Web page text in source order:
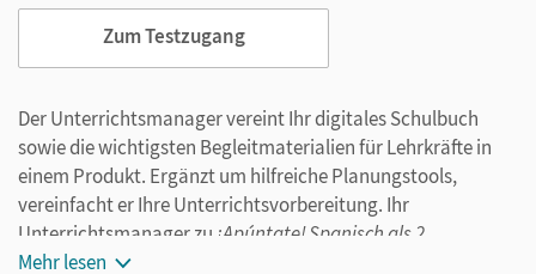
Zum Testzugang
Der Unterrichtsmanager vereint Ihr digitales Schulbuch
sowie die wichtigsten Begleitmaterialien für Lehrkräfte in
einem Produkt. Ergänzt um hilfreiche Planungstools,
vereinfacht er Ihre Unterrichtsvorbereitung. Ihr
Unterrichtsmanager zu ¡Apúntate! Spanisch als 2.
Fremdsprache – Ausgabe 2024,
Mehr lesen